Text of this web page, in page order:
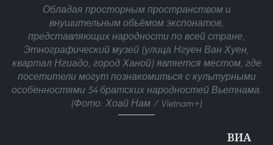
Обладая просторным пространством и
внушительным объёмом экспонатов,
представляющих народности по всей стране,
Этнографический музей (улица Нгуен Ван Хуен,
квартал Нгиадо, город Ханой) является местом, где
посетители могут познакомиться с культурными
особенностями 54 братских народностей Вьетнама.
(Фото: Хоай Нам / Vietnam+)
ВИА